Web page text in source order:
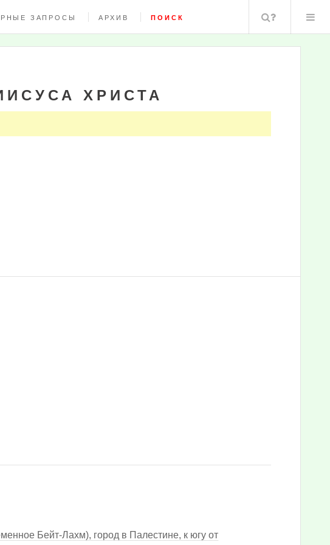
ЗАПРОСЫ АРХИВ ПОИСК Поиск
ХРИСТА
Бейт-Лахм), город в Палестине, к югу от